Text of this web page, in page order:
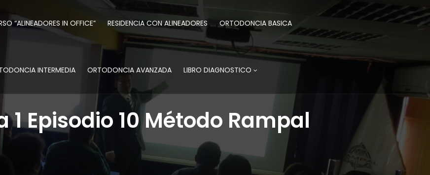
“ALINEADORES IN OFFICE” RESIDENCIA CON ALINEADORES ORTODONCIA BASICA
INTERMEDIA ORTODONCIA AVANZADA LIBRO DIAGNOSTICO
1 Episodio 10 Método Rampal